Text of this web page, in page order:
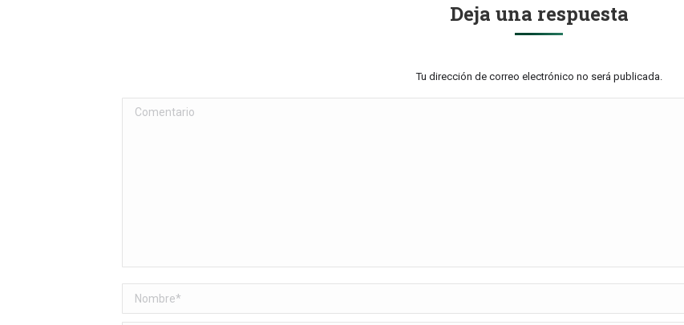
Deja una respuesta
Tu dirección de correo electrónico no será publicada.
Comentario
Nombre *